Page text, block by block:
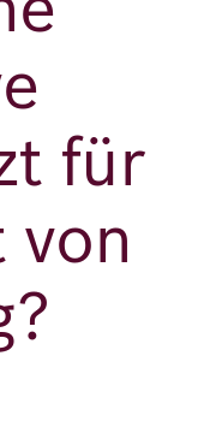
für
von